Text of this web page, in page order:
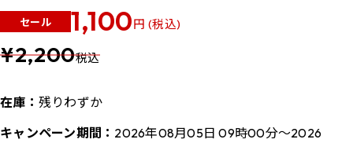
セール 1,100円 (税込)
¥2,200税込
在庫： 残りわずか
キャンペーン期間： 2026年08月05日 09時00分～2026